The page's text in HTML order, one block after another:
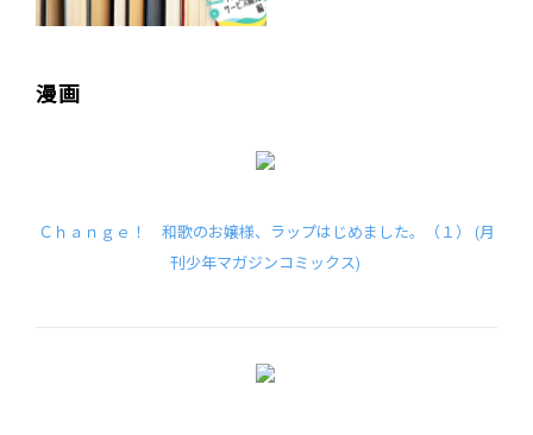
漫画
Ｃｈａｎｇｅ！ 和歌のお嬢様、ラップはじめました。（１） (月
刊少年マガジンコミックス)